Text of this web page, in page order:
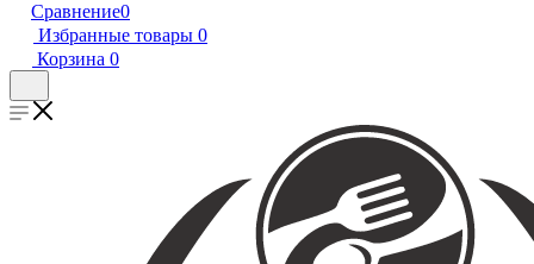
Сравнение0
Избранные товары 0
Корзина 0